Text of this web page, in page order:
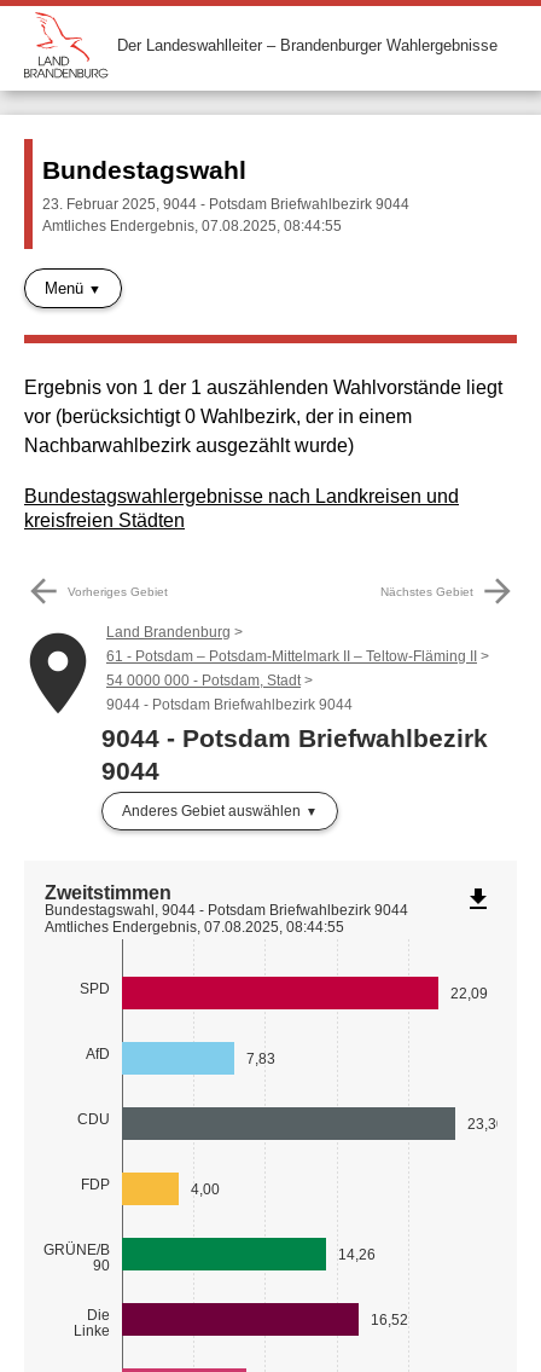
Der Landeswahlleiter – Brandenburger Wahlergebnisse
Bundestagswahl
23. Februar 2025, 9044 - Potsdam Briefwahlbezirk 9044
Amtliches Endergebnis, 07.08.2025, 08:44:55
Menü
Ergebnis von 1 der 1 auszählenden Wahlvorstände liegt
vor (berücksichtigt 0 Wahlbezirk, der in einem
Nachbarwahlbezirk ausgezählt wurde)
Bundestagswahlergebnisse nach Landkreisen und
kreisfreien Städten
arrow_back Vorheriges Gebiet Nächstes Gebiet arrow_forward
place
Land Brandenburg
61 - Potsdam – Potsdam-Mittelmark II – Teltow-Fläming II
54 0000 000 - Potsdam, Stadt
9044 - Potsdam Briefwahlbezirk 9044
9044 - Potsdam Briefwahlbezirk
9044
Anderes Gebiet auswählen
SPD
AfD
CDU
FDP
GRÜNE/B
90
Die
Linke
22,09
7,83
23,30
4,00
14,26
16,52
Zweitstimmen
Bundestagswahl, 9044 - Potsdam Briefwahlbezirk 9044
Amtliches Endergebnis, 07.08.2025, 08:44:55
file_download